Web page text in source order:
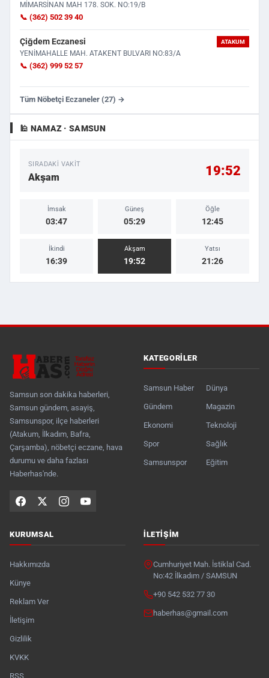
MİMARSİNAN MAH 178. SOK. NO:19/B
📞 (362) 502 39 40
Çiğdem Eczanesi ATAKUM
YENİMAHALLE MAH. ATAKENT BULVARI NO:83/A
📞 (362) 999 52 57
Tüm Nöbetçi Eczaneler (27) →
🕌 NAMAZ · SAMSUN
SIRADAKI VAKIT
Akşam 19:52
İmsak
03:47
Güneş
05:29
Öğle
12:45
İkindi
16:39
Akşam
19:52
Yatsı
21:26
Samsun son dakika haberleri,
Samsun gündem, asayiş,
Samsunspor, ilçe haberleri
(Atakum, İlkadım, Bafra,
Çarşamba), nöbetçi eczane, hava
durumu ve daha fazlası
Haberhas'nde.
KATEGORILER
Samsun Haber
Gündem
Ekonomi
Spor
Samsunspor
Dünya
Magazin
Teknoloji
Sağlık
Eğitim
KURUMSAL
Hakkımızda
Künye
Reklam Ver
İletişim
Gizlilik
KVKK
RSS
İLETIŞIM
Cumhuriyet Mah. İstiklal Cad.
No:42 İlkadım / SAMSUN
+90 542 532 77 30
haberhas@gmail.com